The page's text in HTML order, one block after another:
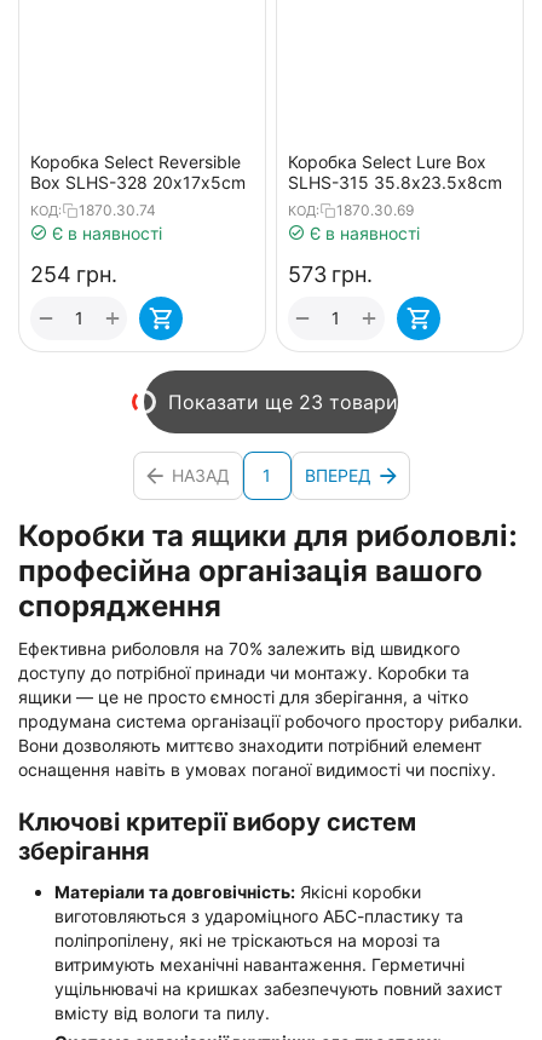
Коробка Select Reversible
Box SLHS-328 20х17х5cm
КОД: 1870.30.74
Є в наявності
‍254‍ грн.
+
−
Коробка Select Lure Box
SLHS-315 35.8х23.5х8cm
КОД: 1870.30.69
Є в наявності
‍573‍ грн.
+
−
Показати ще 23 товари
НАЗАД 1 ВПЕРЕД
Коробки та ящики для риболовлі:
професійна організація вашого
спорядження
Ефективна риболовля на 70% залежить від швидкого
доступу до потрібної принади чи монтажу. Коробки та
ящики — це не просто ємності для зберігання, а чітко
продумана система організації робочого простору рибалки.
Вони дозволяють миттєво знаходити потрібний елемент
оснащення навіть в умовах поганої видимості чи поспіху.
Ключові критерії вибору систем
зберігання
Матеріали та довговічність: Якісні коробки
виготовляються з удароміцного АБС-пластику та
поліпропілену, які не тріскаються на морозі та
витримують механічні навантаження. Герметичні
ущільнювачі на кришках забезпечують повний захист
вмісту від вологи та пилу.